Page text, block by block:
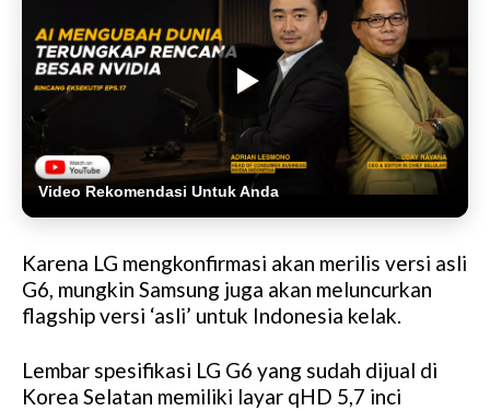
Video Rekomendasi Untuk Anda
Karena LG mengkonfirmasi akan merilis versi asli
G6, mungkin Samsung juga akan meluncurkan
flagship versi ‘asli’ untuk Indonesia kelak.
Lembar spesifikasi LG G6 yang sudah dijual di
Korea Selatan memiliki layar qHD 5,7 inci